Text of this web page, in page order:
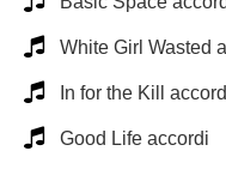
White Girl Wasted
In for the Kill
Good Life accordi